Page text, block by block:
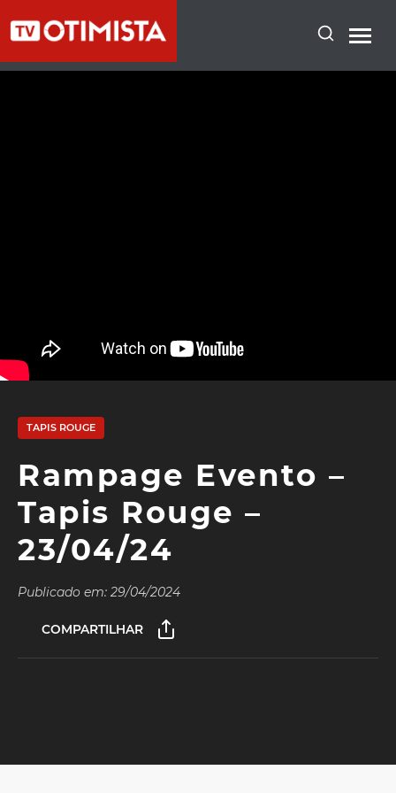
TAPIS ROUGE
Rampage Evento –
Tapis Rouge –
23/04/24
Publicado em: 29/04/2024
COMPARTILHAR